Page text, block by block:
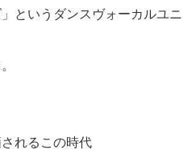
というダンスヴォーカルユニ
れるこの時代